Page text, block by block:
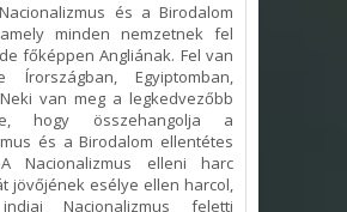
és a Birodalom
minden nemzetnek fel
főképpen Angliának. Fel van
Írországban, Egyiptomban,
van meg a legkedvezőbb
hogy összehangolja a
és a Birodalom ellentétes
Nacionalizmus elleni harc
jövőjének esélye ellen harcol,
Nacionalizmus feletti